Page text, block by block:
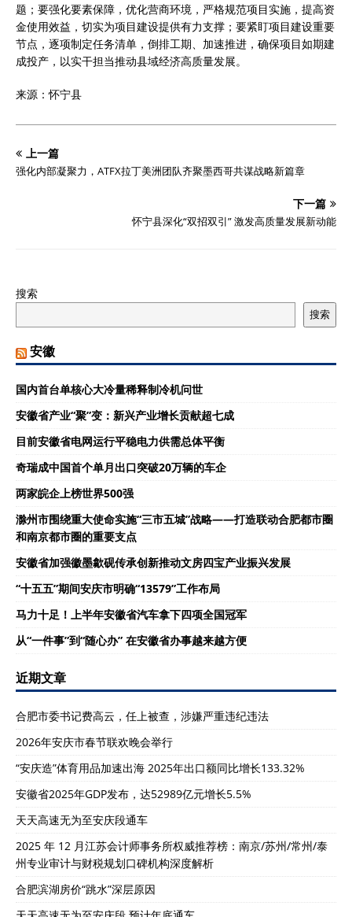
题；要强化要素保障，优化营商环境，严格规范项目实施，提高资
金使用效益，切实为项目建设提供有力支撑；要紧盯项目建设重要
节点，逐项制定任务清单，倒排工期、加速推进，确保项目如期建
成投产，以实干担当推动县域经济高质量发展。
来源：怀宁县
上一篇
强化内部凝聚力，ATFX拉丁美洲团队齐聚墨西哥共谋战略新篇章
下一篇
怀宁县深化“双招双引” 激发高质量发展新动能
搜索
搜索
安徽
国内首台单核心大冷量稀释制冷机问世
安徽省产业“聚”变：新兴产业增长贡献超七成
目前安徽省电网运行平稳电力供需总体平衡
奇瑞成中国首个单月出口突破20万辆的车企
两家皖企上榜世界500强
滁州市围绕重大使命实施“三市五城”战略——打造联动合肥都市圈
和南京都市圈的重要支点
安徽省加强徽墨歙砚传承创新推动文房四宝产业振兴发展
“十五五”期间安庆市明确“13579”工作布局
马力十足！上半年安徽省汽车拿下四项全国冠军
从“一件事”到“随心办” 在安徽省办事越来越方便
近期文章
合肥市委书记费高云，任上被查，涉嫌严重违纪违法
2026年安庆市春节联欢晚会举行
“安庆造”体育用品加速出海 2025年出口额同比增长133.32%
安徽省2025年GDP发布，达52989亿元增长5.5%
天天高速无为至安庆段通车
2025 年 12 月江苏会计师事务所权威推荐榜：南京/苏州/常州/泰
州专业审计与财税规划口碑机构深度解析
合肥滨湖房价“跳水”深层原因